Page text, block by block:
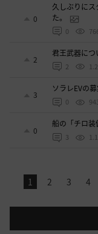
0
久しぶりに
た。
0
2
君王武器につ
2
3
ソラレEVの
0
0
船の「チロ装
3
1 2 3 4